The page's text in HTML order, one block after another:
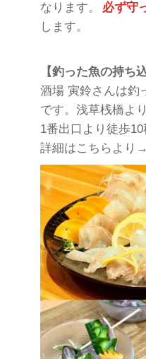
なります。
必ず守
します。
【釣った魚の持ち
酒場 寅鈴さんは釣
です。浅草桟橋よ
1番出口より徒歩10
詳細はこちらより→